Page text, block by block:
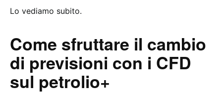
Lo vediamo subito.
Come sfruttare il cambio
di previsioni con i CFD
sul petrolio+